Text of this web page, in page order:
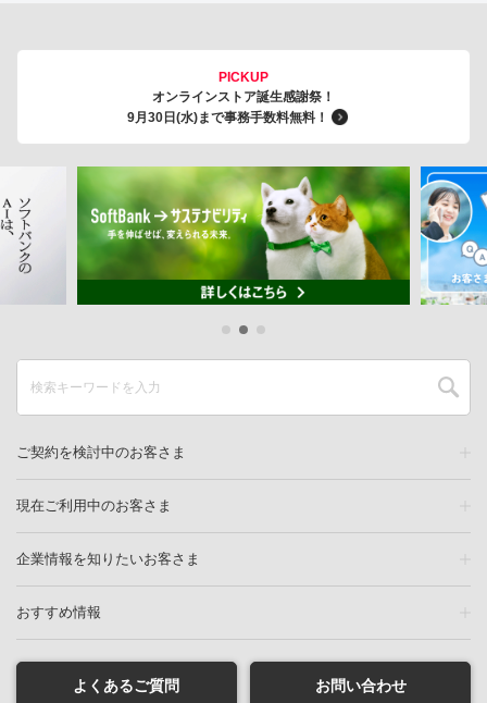
PICKUP
オンラインストア誕生感謝祭！
9月30日(水)まで事務手数料無料！
ご契約を検討中のお客さま
現在ご利用中のお客さま
企業情報を知りたいお客さま
おすすめ情報
よくあるご質問 お問い合わせ